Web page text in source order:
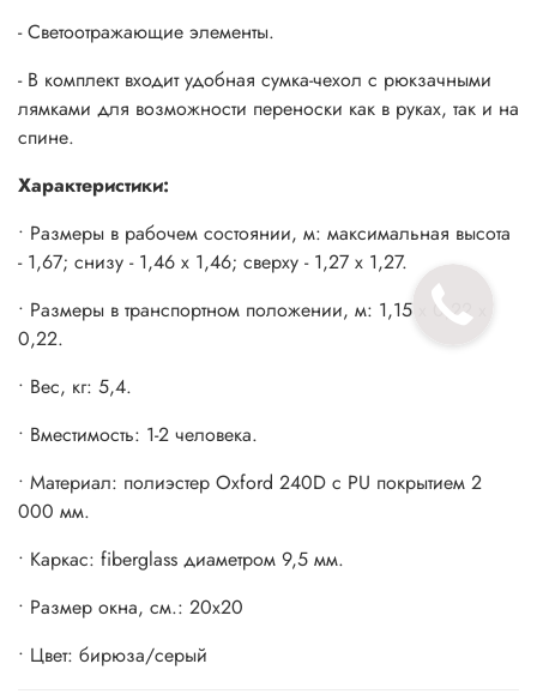
- Светоотражающие элементы.
- В комплект входит удобная сумка-чехол с рюкзачными
лямками для возможности переноски как в руках, так и на
спине.
Характеристики:
• Размеры в рабочем состоянии, м: максимальная высота
- 1,67; снизу - 1,46 х 1,46; сверху - 1,27 х 1,27.
• Размеры в транспортном положении, м: 1,15 х 0,22 х
0,22.
• Вес, кг: 5,4.
• Вместимость: 1-2 человека.
• Материал: полиэстер Oxford 240D с PU покрытием 2
000 мм.
• Каркас: fiberglass диаметром 9,5 мм.
• Размер окна, см.: 20х20
• Цвет: бирюза/серый